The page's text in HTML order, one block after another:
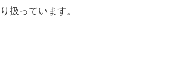
扱っています。